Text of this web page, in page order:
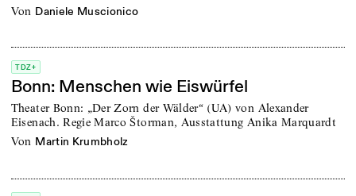
von Daniele Muscionico
TDZ+
Bonn: Menschen wie Eiswürfel
Theater Bonn: „Der Zorn der Wälder“ (UA) von Alexander
Eisenach. Regie Marco Štorman, Ausstattung Anika Marquardt
von Martin Krumbholz